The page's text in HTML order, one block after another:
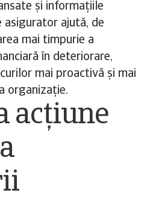
și informațiile
ajută, de
mai timpurie a
în deteriorare,
mai proactivă și mai
organizație.
acțiune